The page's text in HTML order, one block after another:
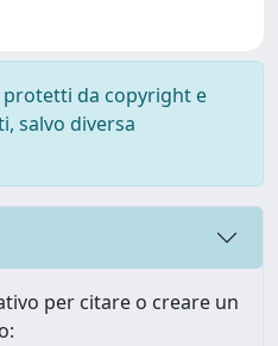
protetti da copyright e
salvo diversa
per citare o creare un